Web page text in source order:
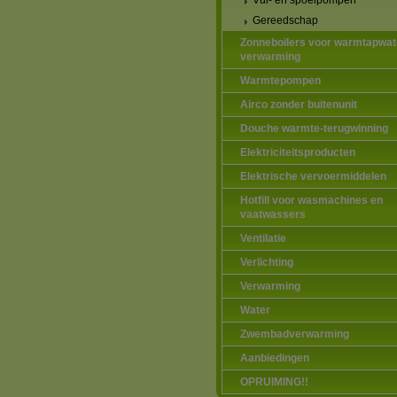
Gereedschap
Zonneboilers voor
verwarming
Warmtepompen
Airco zonder buitenunit
Douche warmte-terugwinning
Elektriciteitsproducten
Elektrische vervoermiddelen
Hotfill voor wasmachines en
vaatwassers
Ventilatie
Verlichting
Verwarming
Water
Zwembadverwarming
Aanbiedingen
OPRUIMING!!